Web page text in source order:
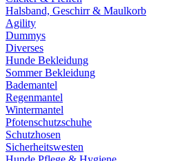
Halsband, Geschirr & Maulkorb
Agility
Dummys
Diverses
Hunde Bekleidung
Sommer Bekleidung
Bademantel
Regenmantel
Wintermantel
Pfotenschutzschuhe
Schutzhosen
Sicherheitswesten